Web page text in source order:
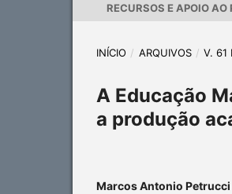
RECURSOS E APOIO AO
INÍCIO / ARQUIVOS / V. 61
A Educação
a produção
Marcos Antonio